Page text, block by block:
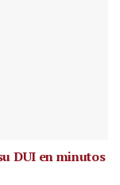
DUI en minutos